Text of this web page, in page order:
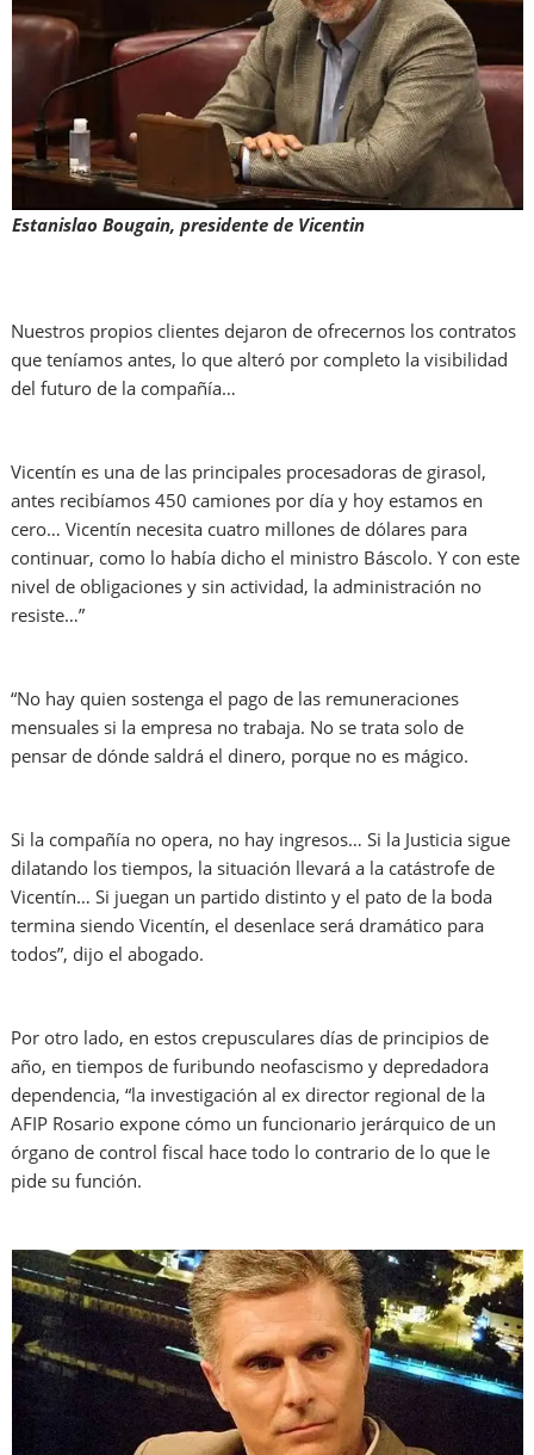
Estanislao Bougain, presidente de Vicentin
Nuestros propios clientes dejaron de ofrecernos los contratos
que teníamos antes, lo que alteró por completo la visibilidad
del futuro de la compañía…
Vicentín es una de las principales procesadoras de girasol,
antes recibíamos 450 camiones por día y hoy estamos en
cero… Vicentín necesita cuatro millones de dólares para
continuar, como lo había dicho el ministro Báscolo. Y con este
nivel de obligaciones y sin actividad, la administración no
resiste…”
“No hay quien sostenga el pago de las remuneraciones
mensuales si la empresa no trabaja. No se trata solo de
pensar de dónde saldrá el dinero, porque no es mágico.
Si la compañía no opera, no hay ingresos… Si la Justicia sigue
dilatando los tiempos, la situación llevará a la catástrofe de
Vicentín… Si juegan un partido distinto y el pato de la boda
termina siendo Vicentín, el desenlace será dramático para
todos”, dijo el abogado.
Por otro lado, en estos crepusculares días de principios de
año, en tiempos de furibundo neofascismo y depredadora
dependencia, “la investigación al ex director regional de la
AFIP Rosario expone cómo un funcionario jerárquico de un
órgano de control fiscal hace todo lo contrario de lo que le
pide su función.